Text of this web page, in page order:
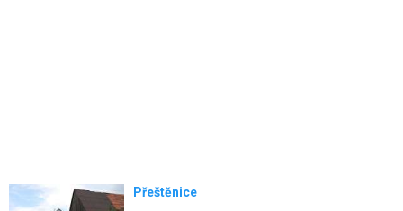
Přeštěnice